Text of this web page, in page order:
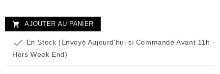
 AJOUTER AU PANIER
 En Stock (Envoyé Aujourd'hui si Commandé Avant 11h -
Hors Week End)